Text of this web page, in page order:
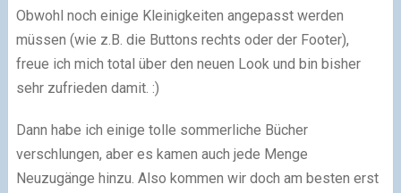
Obwohl noch einige Kleinigkeiten angepasst werden
müssen (wie z.B. die Buttons rechts oder der Footer),
freue ich mich total über den neuen Look und bin bisher
sehr zufrieden damit. :)
Dann habe ich einige tolle sommerliche Bücher
verschlungen, aber es kamen auch jede Menge
Neuzugänge hinzu. Also kommen wir doch am besten erst